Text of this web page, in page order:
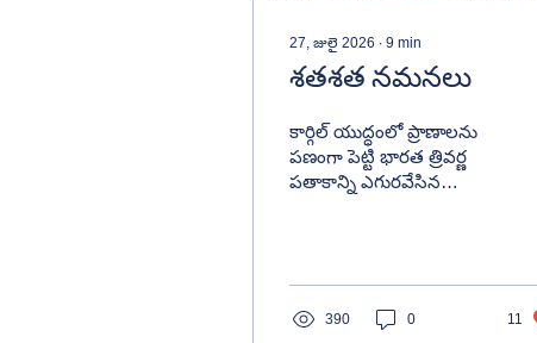
27, జులై 2026 ∙ 9 min
శతశత నమనలు
కార్గిల్ యుద్ధంలో ప్రాణాలను
పణంగా పెట్టి భారత త్రివర్ణ
పతాకాన్ని ఎగురవేసిన
ధైర్యసాహసాలకు ప్రతీకగా
నిలిచే ప్రతి భారతీయుడు
చదవాల్సిన కవిత.
390 0 11